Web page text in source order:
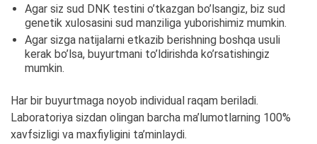
Agar siz sud DNK testini o’tkazgan bo’lsangiz, biz sud
genetik xulosasini sud manziliga yuborishimiz mumkin.
Agar sizga natijalarni etkazib berishning boshqa usuli
kerak bo’lsa, buyurtmani to’ldirishda ko’rsatishingiz
mumkin.
Har bir buyurtmaga noyob individual raqam beriladi.
Laboratoriya sizdan olingan barcha ma’lumotlarning 100%
xavfsizligi va maxfiyligini ta’minlaydi.